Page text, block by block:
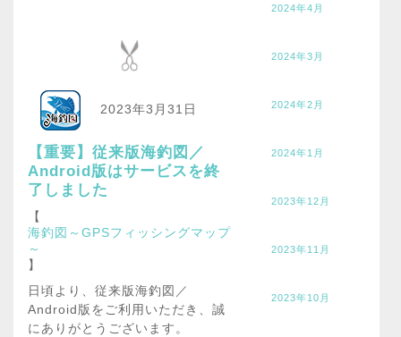
2023年3月31日
【重要】従来版海釣図／
Android版はサービスを終
了しました
【
海釣図～GPSフィッシングマップ
～
】
日頃より、従来版海釣図／
Android版をご利用いただき、誠
にありがとうございます。
2024年4月
2024年3月
2024年2月
2024年1月
2023年12月
2023年11月
2023年10月